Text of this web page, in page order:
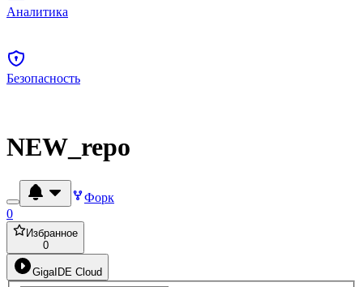
Аналитика
Безопасность
NEW_repo
Форк
0
Избранное
0
GigaIDE Cloud